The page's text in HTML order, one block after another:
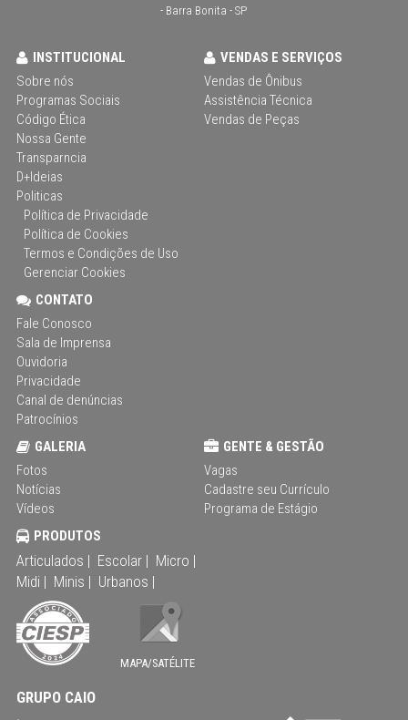
- Barra Bonita - SP
INSTITUCIONAL
Sobre nós
Programas Sociais
Código Ética
Nossa Gente
Transparncia
D+Ideias
Politicas
Política de Privacidade
Política de Cookies
Termos e Condições de Uso
Gerenciar Cookies
VENDAS E SERVIÇOS
Vendas de Ônibus
Assistência Técnica
Vendas de Peças
CONTATO
Fale Conosco
Sala de Imprensa
Ouvidoria
Privacidade
Canal de denúncias
Patrocínios
GALERIA
Fotos
Notícias
Vídeos
GENTE & GESTÃO
Vagas
Cadastre seu Currículo
Programa de Estágio
PRODUTOS
Articulados | Escolar | Micro |
Midi | Minis | Urbanos |
MAPA/SATÉLITE
GRUPO CAIO